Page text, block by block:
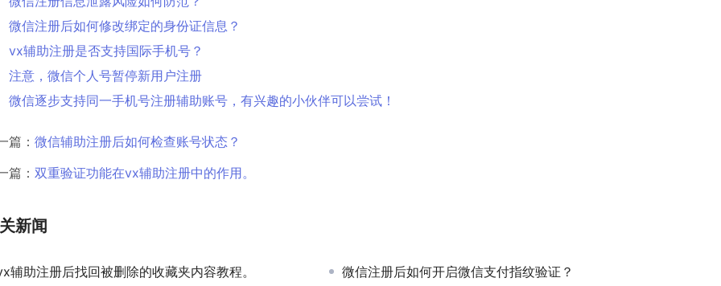
微信注册后如何修改绑定的身份证信息？
vx辅助注册是否支持国际手机号？
注意，微信个人号暂停新用户注册
微信逐步支持同一手机号注册辅助账号，有兴趣的小伙伴可以尝试！
篇： 微信辅助注册后如何检查账号状态？
篇： 双重验证功能在vx辅助注册中的作用。
新闻
辅助注册后找回被删除的收藏夹内容教程。 微信注册后如何开启微信支付指纹验证？